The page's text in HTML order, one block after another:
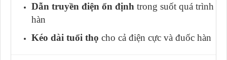
Dẫn truyền điện ổn định trong suốt quá trình
hàn
Kéo dài tuổi thọ cho cả điện cực và đuốc hàn